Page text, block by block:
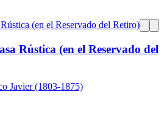
Rústica (en el Reservado del
Javier (1803-1875)